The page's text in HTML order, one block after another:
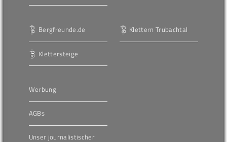
Bergfreunde.de
Klettersteige
Klettern Trubachtal
Werbung
AGBs
Unser journalistischer